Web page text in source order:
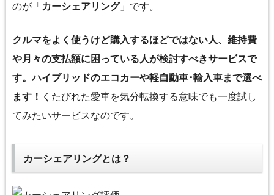
のが「 カーシェアリング」です。
クルマをよく使うけど購入するほどではない人、維持費
や月々の支払額に困っている人が検討すべきサービスで
す。ハイブリッドのエコカーや軽自動車･輸入車まで選べ
ます！ くたびれた愛車を気分転換する意味でも一度試し
てみたいサービスなのです。
カーシェアリングとは？